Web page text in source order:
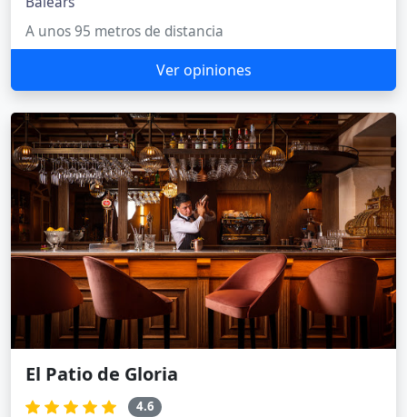
A unos 95 metros de distancia
Ver opiniones
El Patio de Gloria
4.6